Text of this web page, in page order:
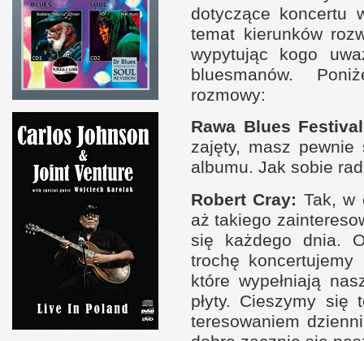
dotyczące kon­certu
temat kierun­ków
wypytując kogo
bluesmanów.
rozmowy:
Rawa Blues
zajęty, masz
albumu. Jak sobie
Robert Cray: Tak,w
aż takiego
się każ­dego dnia.
trochę kon­cer­tujemy
które wypeł­niają
płyty. Cieszymy
teresowaniem